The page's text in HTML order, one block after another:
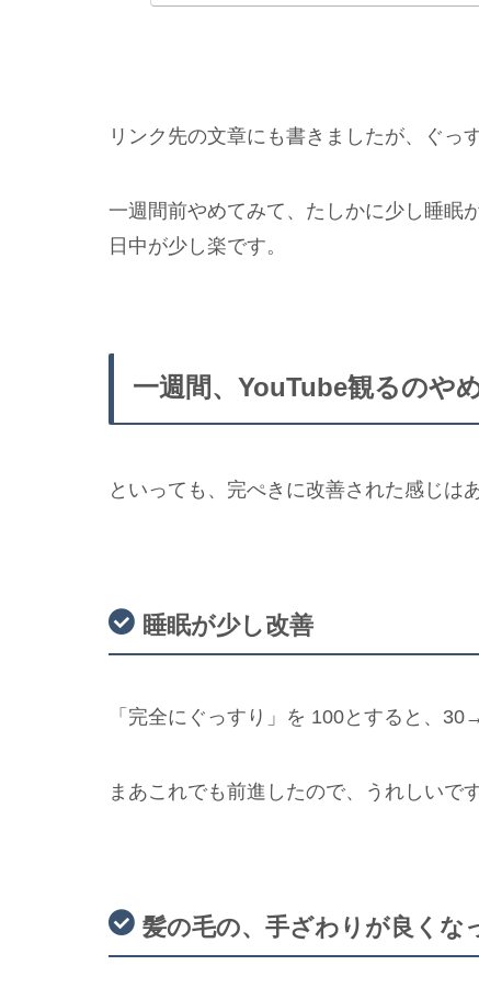
リンク先の文章にも書きましたが、ぐっ
一週間前やめてみて、たしかに少し睡眠
日中が少し楽です。
一週間、YouTube観るのや
といっても、完ぺきに改善された感じは
睡眠が少し改善
「完全にぐっすり」を 100とすると、
まあこれでも前進したので、うれしいです
髪の毛の、手ざわりが良くな